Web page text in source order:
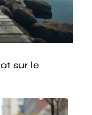
sur le